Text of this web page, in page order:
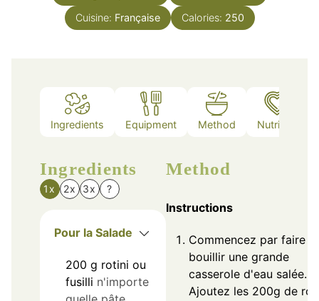
Cuisine: Française Calories: 250
Ingredients Equipment Method Nutrition
Ingredients
1x 2x 3x ?
Pour la Salade
200 g rotini ou
fusilli n'importe
Method
Instructions
Commencez par faire
bouillir une grande
casserole d'eau salée.
Ajoutez les 200g de